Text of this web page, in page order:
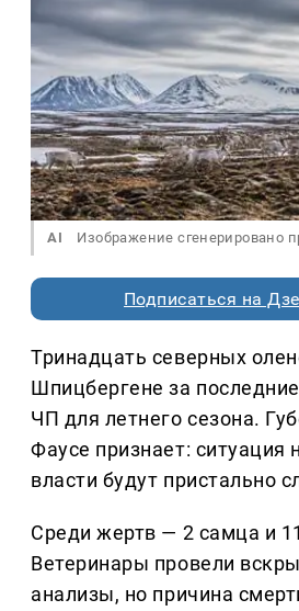
AI Изображение сгенерировано
Подписаться на
Тринадцать северных
Шпицбергене за
ЧП для летнего сезона.
Фаусе признает: ситуация
власти будут пристально
Среди жертв — 2 самца и
Ветеринары провели
анализы, но причина